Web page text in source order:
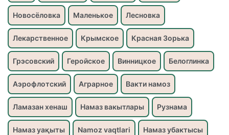
Новосёловка Маленькое Лесновка
Лекарственное Крымское Красная Зорька
Грэсовский Геройское Винницкое Белоглинка
Аэрофлотский Аграрное Вакти намоз
Ламазан хенаш Намаз вакытлары Рузнама
Намаз уақыты Namoz vaqtlari Намаз убактысы